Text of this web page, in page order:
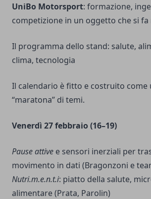
UniBo Motorsport: formazione,
competizione in un oggetto che si fa
Il programma dello stand: salute,
clima, tecnologia
Il calendario è fitto e costruito come
“maratona” di temi.
Venerdì 27 febbraio (16–19)
Pause attive e sensori inerziali per
movimento in dati (Bragonzoni e
Nutri.m.e.n.t.i: piatto della salute,
alimentare (Prata, Parolin)